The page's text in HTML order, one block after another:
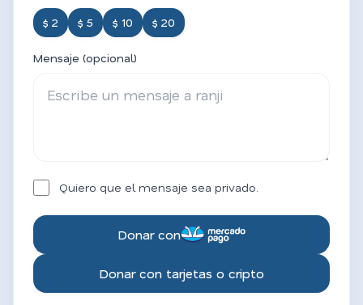
$ 2 $ 5 $ 10 $ 20
Mensaje (opcional)
Quiero que el mensaje sea privado.
Donar con
Donar con tarjetas o cripto